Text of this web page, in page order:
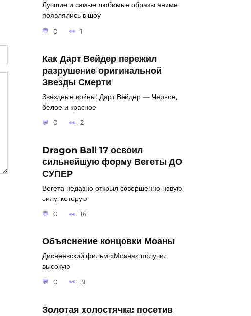
Лучшие и самые любимые образы аниме
появлялись в шоу
0 1
Как Дарт Вейдер пережил
разрушение оригинальной
Звезды Смерти
Звездные войны: Дарт Вейдер — Черное,
белое и красное
0 2
Dragon Ball 17 освоил
сильнейшую форму Вегеты ДО
СУПЕР
Вегета недавно открыл совершенно новую
силу, которую
0 16
Объяснение концовки Моаны
Диснеевский фильм «Моана» получил
высокую
0 31
Золотая холостячка: посетив